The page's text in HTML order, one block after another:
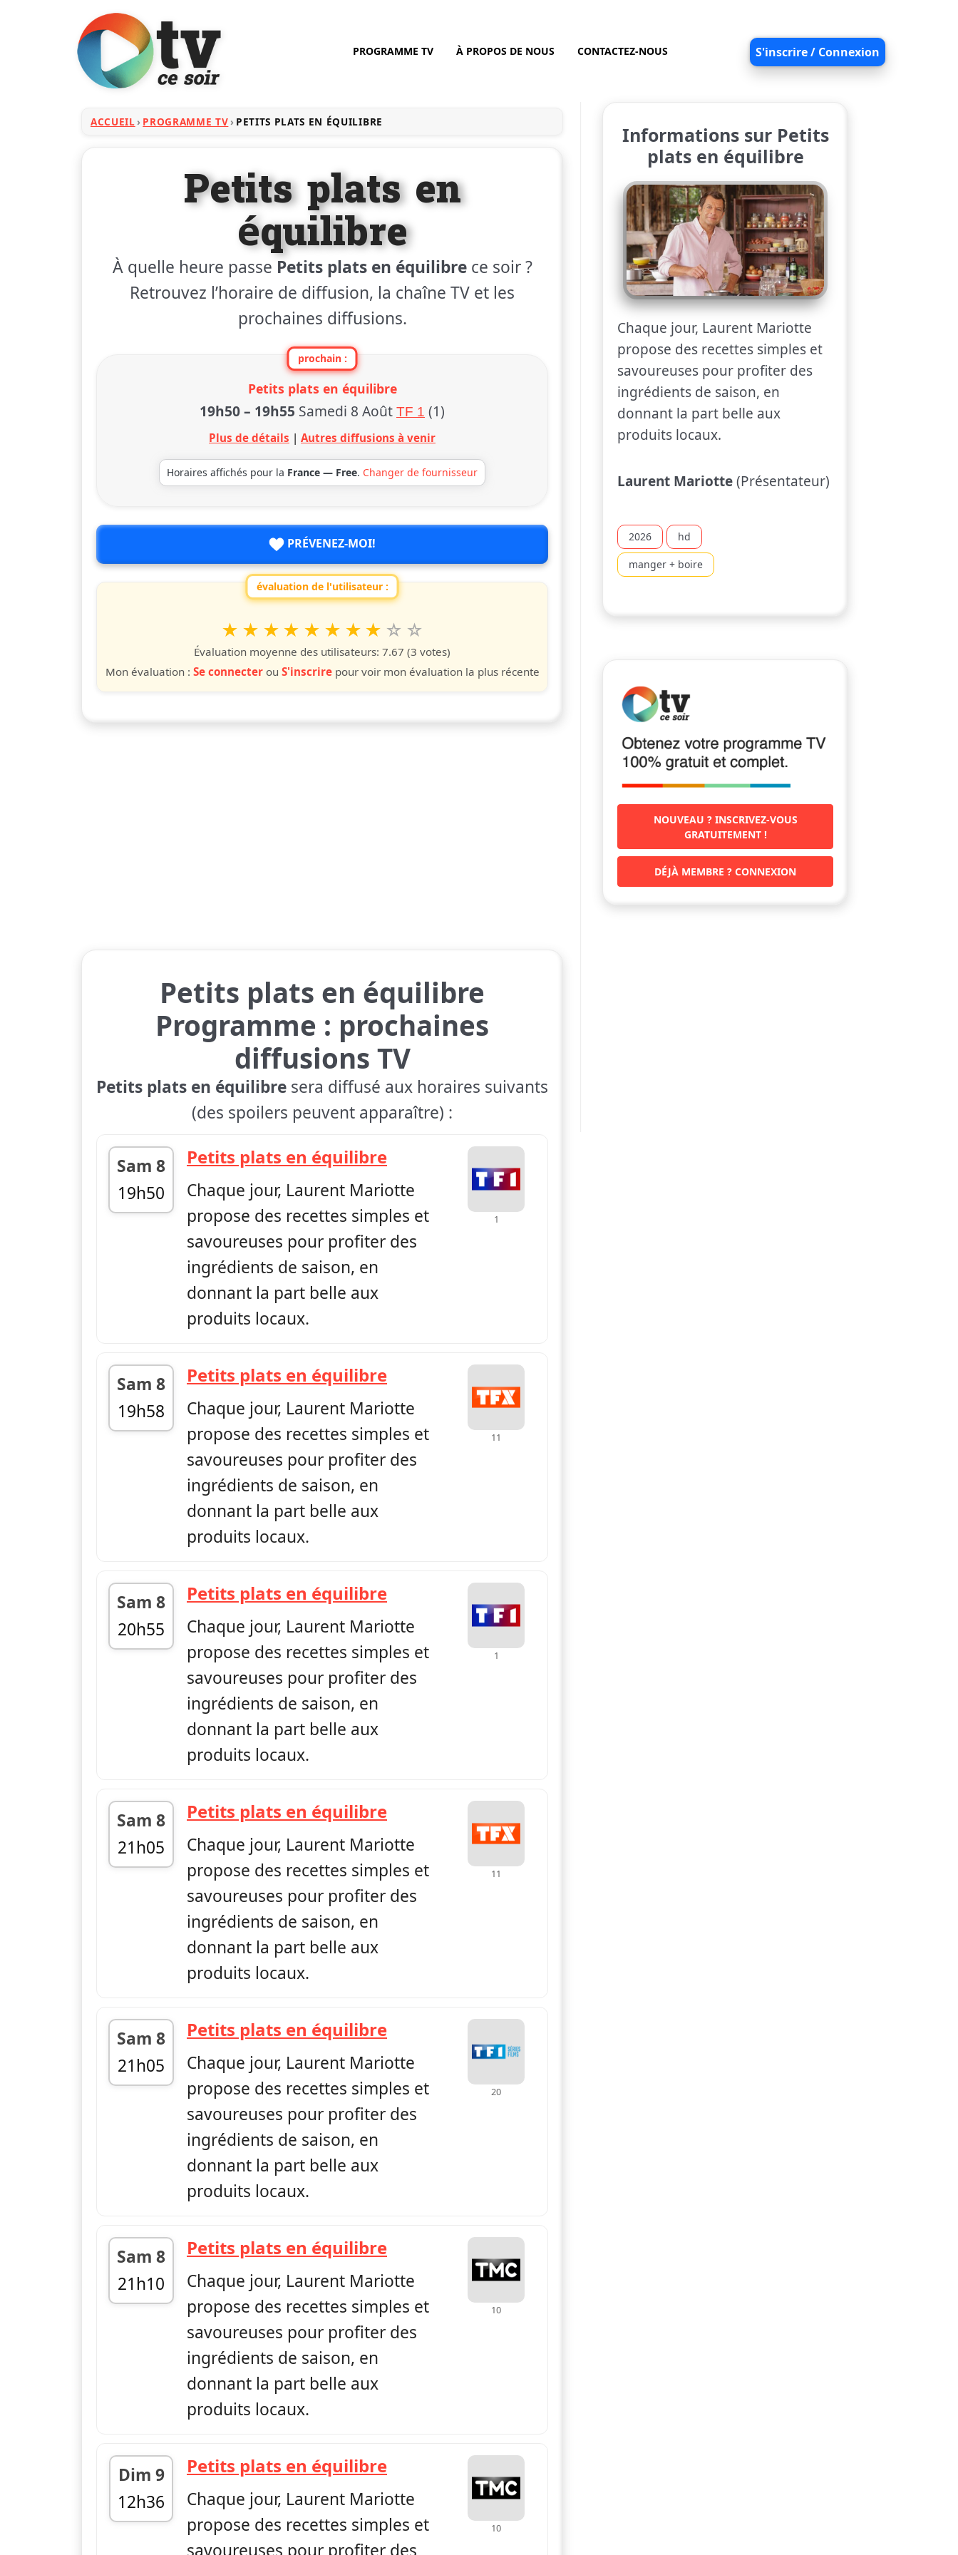
PROGRAMME TV À PROPOS DE NOUS CONTACTEZ-NOUS S'inscrire / Connexion
ACCUEIL PROGRAMME TV PETITS PLATS EN ÉQUILIBRE
Petits plats en
équilibre
À quelle heure passe Petits plats en équilibrece soir ?
Retrouvez l’horaire de diffusion, la chaîne TV et les
prochaines diffusions.
prochain :
Petits plats en équilibre
19h50– 19h55 Samedi 8 Août TF 1 (1)
Plus de détails | Autres diffusions à venir
Horaires affichés pour la France — Free. Changer de fournisseur
PRÉVENEZ-MOI!
évaluation de l'utilisateur :
Valuta questo spettacolo da 1 a 10 étoiles
10
étoiles
9
étoiles
8
étoiles
7
étoiles
6
étoiles
5
étoiles
4
étoiles
3
étoiles
2
étoiles
étoile
Évaluation moyenne des utilisateurs: 7.67 (3 votes)
Mon évaluation : Se connecterou S'inscrirepour voir mon évaluation la plus récente
Petits plats en équilibre
Programme : prochaines
diffusions TV
Petits plats en équilibre sera diffusé aux horaires suivants
(des spoilers peuvent apparaître) :
Sam 8
19h50
fin 19h55
Petits plats en équilibre— Petits plats en équilibre
Chaque jour, Laurent Mariotte
propose des recettes simples et
savoureuses pour profiter des
ingrédients de saison, en
donnant la part belle aux
produits locaux.
1
Sam 8
19h58
fin 20h00
Petits plats en équilibre— Petits plats en équilibre
Chaque jour, Laurent Mariotte
propose des recettes simples et
savoureuses pour profiter des
ingrédients de saison, en
donnant la part belle aux
produits locaux.
11
Sam 8
20h55
fin 21h00
Petits plats en équilibre— Petits plats en équilibre
Chaque jour, Laurent Mariotte
propose des recettes simples et
savoureuses pour profiter des
ingrédients de saison, en
donnant la part belle aux
produits locaux.
1
Sam 8
21h05
fin 21h10
Petits plats en équilibre— Petits plats en équilibre
Chaque jour, Laurent Mariotte
propose des recettes simples et
savoureuses pour profiter des
ingrédients de saison, en
donnant la part belle aux
produits locaux.
11
Sam 8
21h05
fin 21h10
Petits plats en équilibre— Petits plats en équilibre
Chaque jour, Laurent Mariotte
propose des recettes simples et
savoureuses pour profiter des
ingrédients de saison, en
donnant la part belle aux
produits locaux.
20
Sam 8
21h10
fin 21h15
Petits plats en équilibre— Petits plats en équilibre
Chaque jour, Laurent Mariotte
propose des recettes simples et
savoureuses pour profiter des
ingrédients de saison, en
donnant la part belle aux
produits locaux.
10
Dim 9
12h36
fin 12h40
Petits plats en équilibre— Petits plats en équilibre
Chaque jour, Laurent Mariotte
propose des recettes simples et
savoureuses pour profiter des
10
Informations sur Petits
plats en équilibre
Chaque jour, Laurent Mariotte
propose des recettes simples et
savoureuses pour profiter des
ingrédients de saison, en
donnant la part belle aux
produits locaux.
Laurent Mariotte(Présentateur)
2026 hd
manger + boire
NOUVEAU ? INSCRIVEZ-VOUS
GRATUITEMENT !
DÉJÀ MEMBRE ? CONNEXION